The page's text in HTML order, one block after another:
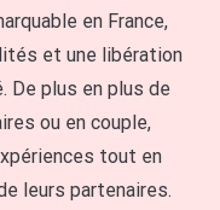
en France,
et une libération
De plus en plus de
ou en couple,
tout en
leurs partenaires.